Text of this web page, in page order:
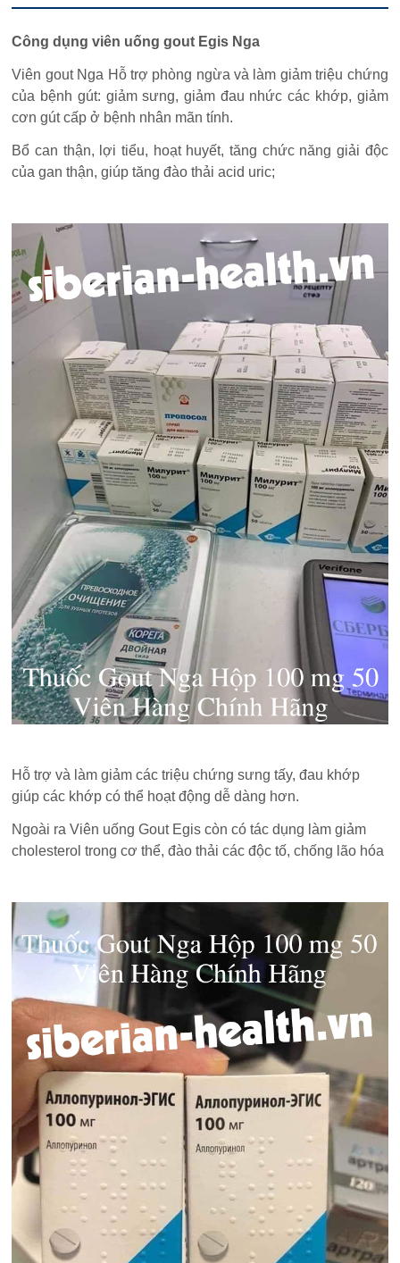
Công dụng viên uống gout Egis Nga
Viên gout Nga Hỗ trợ phòng ngừa và làm giảm triệu chứng
của bệnh gút: giảm sưng, giảm đau nhức các khớp, giảm
cơn gút cấp ở bệnh nhân mãn tính.
Bổ can thận, lợi tiểu, hoạt huyết, tăng chức năng giải độc
của gan thận, giúp tăng đào thải acid uric;
Hỗ trợ và làm giảm các triệu chứng sưng tấy, đau khớp
giúp các khớp có thể hoạt động dễ dàng hơn.
Ngoài ra Viên uống Gout Egis còn có tác dụng làm giảm
cholesterol trong cơ thể, đào thải các độc tố, chống lão hóa